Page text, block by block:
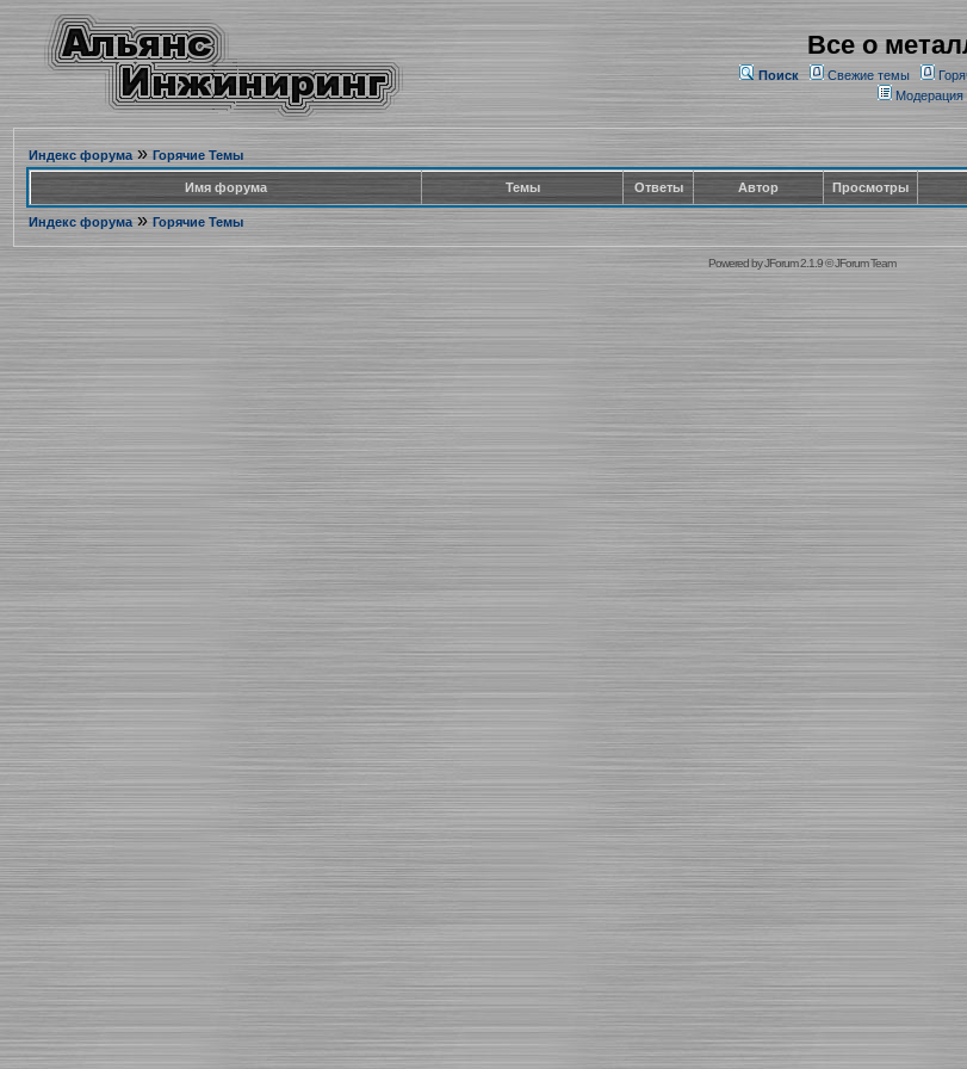
Все о
Поиск Свежие темы
Модерация
Индекс форума» Горячие Темы
Имя форума Темы Ответы Автор Просмотры
Индекс форума» Горячие Темы
Powered byJForum 2.1.9©JForum Team